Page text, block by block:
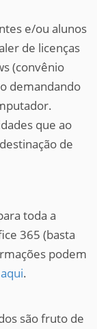
e/ou alunos
de licenças
(convênio
demandando
que ao
de
toda a
365 (basta
podem
aqui.
são fruto de